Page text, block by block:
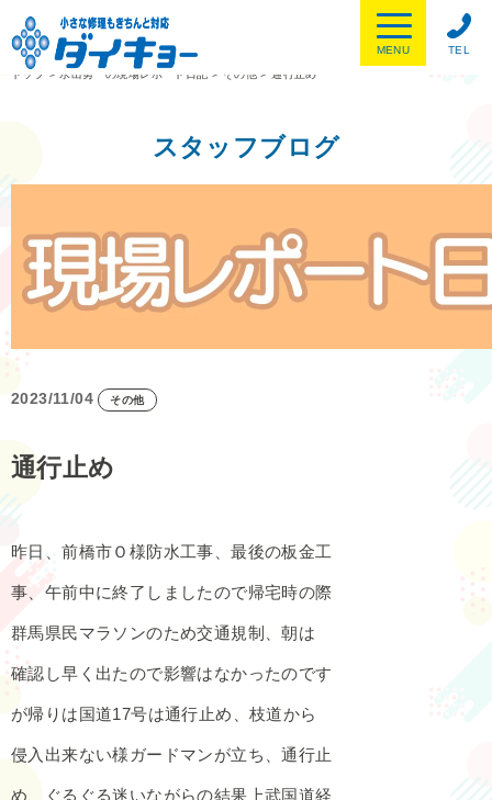
TEL
MENU
トップ
> 水出勇一の現場レポート日記 > その他 > 通行止め
スタッフブログ
2023/11/04 その他
通行止め
昨日、前橋市Ｏ様防水工事、最後の板金工
事、午前中に終了しましたので帰宅時の際
群馬県民マラソンのため交通規制、朝は
確認し早く出たので影響はなかったのです
が帰りは国道17号は通行止め、枝道から
侵入出来ない様ガードマンが立ち、通行止
め、ぐるぐる迷いながらの結果上武国道経